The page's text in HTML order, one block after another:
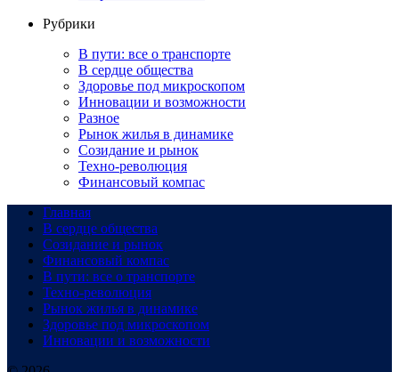
Рубрики
В пути: все о транспорте
В сердце общества
Здоровье под микроскопом
Инновации и возможности
Разное
Рынок жилья в динамике
Созидание и рынок
Техно-революция
Финансовый компас
Главная
В сердце общества
Созидание и рынок
Финансовый компас
В пути: все о транспорте
Техно-революция
Рынок жилья в динамике
Здоровье под микроскопом
Инновации и возможности